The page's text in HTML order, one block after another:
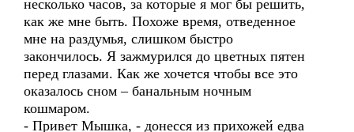
несколько часов, за которые я мог бы решить,
как же мне быть. Похоже время, отведенное
мне на раздумья, слишком быстро
закончилось. Я зажмурился до цветных пятен
перед глазами. Как же хочется чтобы все это
оказалось сном – банальным ночным
кошмаром.
- Привет Мышка, - донесся из прихожей едва